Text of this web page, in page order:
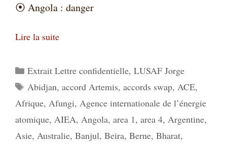
⦿ Angola : danger
Lire la suite
Catégories
Extrait Lettre confidentielle, LUSAF Jorge
Étiquettes
Abidjan, accord Artemis, accords swap, ACE,
Afrique, Afungi, Agence internationale de l’énergie
atomique, AIEA, Angola, area 1, area 4, Argentine,
Asie, Australie, Banjul, Beira, Berne, Bharat,